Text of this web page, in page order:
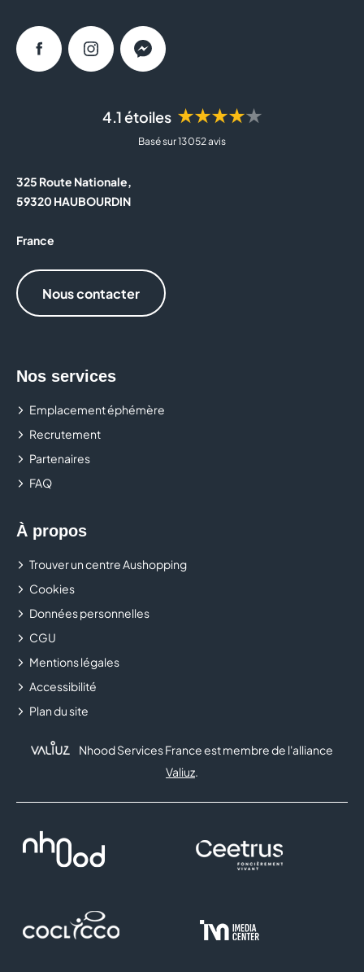
4.1 étoiles ★★★★★
Basé sur 13 052 avis
325 Route Nationale,
59320 HAUBOURDIN
France
Nous contacter
Nos services
Emplacement éphémère
Recrutement
Partenaires
FAQ
À propos
Trouver un centre Aushopping
Cookies
Données personnelles
CGU
Mentions légales
Accessibilité
Plan du site
FacebookInstagramMessenger
Nhood Services France est membre de l'alliance
Valiuz.